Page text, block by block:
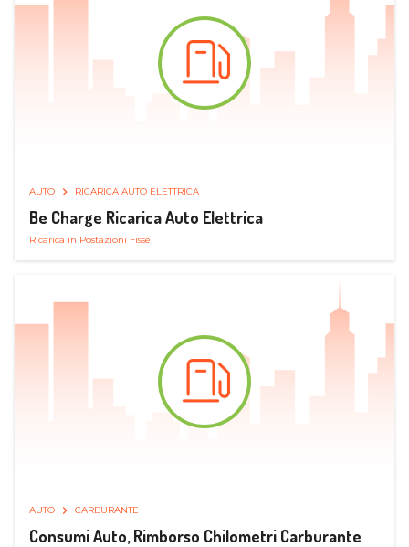
AUTO RICARICA AUTO ELETTRICA
Be Charge Ricarica Auto Elettrica
Ricarica in Postazioni Fisse
AUTO CARBURANTE
Consumi Auto, Rimborso Chilometri Carburante